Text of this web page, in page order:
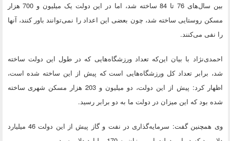
بین سال‌های 76 تا 84 ساخته شد، اما در این دولت یک میلیون و 700 هزار
مسکن روستایی ساخته شد، چون بعضی این اعداد را نمی‌توانند باور کنند، آنها
را نفی می‌کنند.
احمدی‌نژاد با بیان این‌که تعداد ورزشگاه‌هایی که در طول این دولت ساخته
شد، برابر تعداد کل ورزشگاه‌هایی است که پیش از این ساخته شده است،
اظهار کرد: پیش از این دولت، دو میلیون و 203 هزار مسکن شهری ساخته
شده بود که این میزان در دولت ما به دو برابر رسید.
وی همچنین گفت: سرمایه‌گذاری در نفت و گاز پیش از این دولت 46 میلیارد